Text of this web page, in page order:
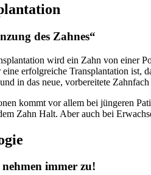
des Zahnes“
wird ein Zahn von einer
eine erfolgreiche Transplantation ist,
in das neue, vorbereitete
kommt vor allem bei jüngeren
Zahn Halt. Aber auch bei
immer zu!